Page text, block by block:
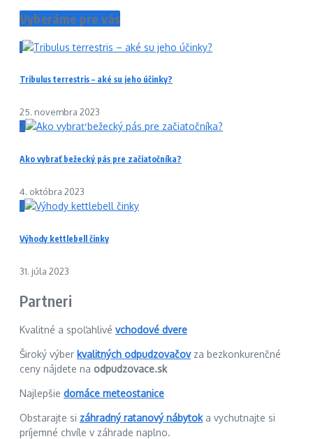
Vyberáme pre vás
1
Tribulus terrestris – aké su jeho účinky?
25. novembra 2023
2
Ako vybrať bežecký pás pre začiatočníka?
4. októbra 2023
3
Výhody kettlebell činky
31. júla 2023
Partneri
Kvalitné a spoľahlivé vchodové dvere
Široký výber kvalitných odpudzovačovza bezkonkurenčné
ceny nájdete na odpudzovace.sk
Najlepšie domáce meteostanice
Obstarajte si záhradný ratanový nábytoka vychutnajte si
príjemné chvíle v záhrade naplno.